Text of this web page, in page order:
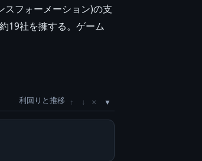
スフォーメーション)の支
19社を擁する。ゲーム
利回りと推移 ↑ ↓ ×